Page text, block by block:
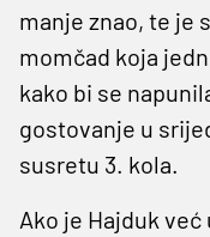
manje znao, te je
momčad koja
kako bi se
gostovanje u
susretu 3. kola.
Ako je Hajduk